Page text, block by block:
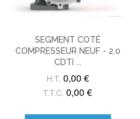
SEGMENT COTÉ
COMPRESSEUR NEUF - 2.0
CDTI ...
H.T. 0,00 €
T.T.C. 0,00 €